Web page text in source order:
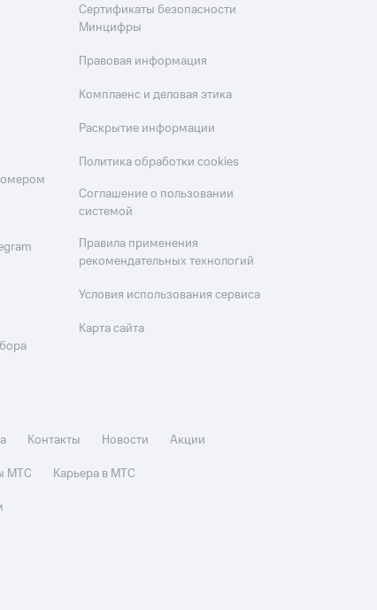
Сертификаты безопасности
Минцифры
Правовая информация
Комплаенс и деловая этика
Раскрытие информации
Политика обработки cookies
Соглашение о пользовании
системой
Правила применения
рекомендательных технологий
Условия использования сервиса
Карта сайта
Контакты Новости
Акции
МТС
Карьера в МТС